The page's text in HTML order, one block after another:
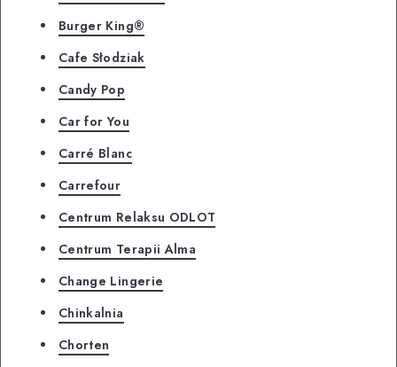
Burger King®
Cafe Słodziak
Candy Pop
Car for You
Carré Blanc
Carrefour
Centrum Relaksu ODLOT
Centrum Terapii Alma
Change Lingerie
Chinkalnia
Chorten